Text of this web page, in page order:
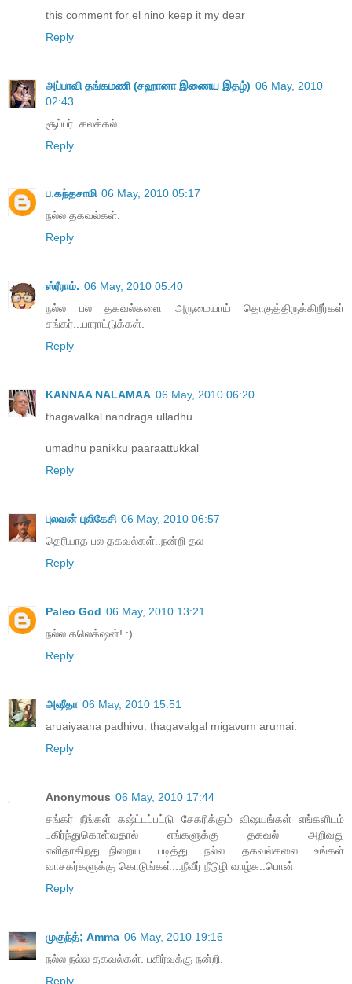
this comment for el nino keep it my dear
Reply
அப்பாவி தங்கமணி (சஹானா இணைய இதழ்) 06 May, 2010
02:43
சூப்பர். கலக்கல்
Reply
ப.கந்தசாமி 06 May, 2010 05:17
நல்ல தகவல்கள்.
Reply
ஸ்ரீராம். 06 May, 2010 05:40
நல்ல பல தகவல்களை அருமையாய் தொகுத்திருக்கிறீர்கள்
சங்கர்...பாராட்டுக்கள்.
Reply
KANNAA NALAMAA 06 May, 2010 06:20
thagavalkal nandraga ulladhu.
umadhu panikku paaraattukkal
Reply
புலவன் புலிகேசி 06 May, 2010 06:57
தெரியாத பல தகவல்கள்..நன்றி தல
Reply
Paleo God 06 May, 2010 13:21
நல்ல கலெக்‌ஷன்! :)
Reply
அஷீதா 06 May, 2010 15:51
aruaiyaana padhivu. thagavalgal migavum arumai.
Reply
Anonymous 06 May, 2010 17:44
சங்கர் நீங்கள் கஷ்ட்டப்பட்டு சேகரிக்கும் விஷயங்கள் எங்களிடம்
பகிர்ந்துகொள்வதால் எங்களுக்கு தகவல் அறிவது
எளிதாகிறது...நிறைய படித்து நல்ல தகவல்கலை உங்கள்
வாசகர்களுக்கு கொடுங்கள்...நீவீர் நீடுழி வாழ்க..பொன்
Reply
முகுந்த்; Amma 06 May, 2010 19:16
நல்ல நல்ல தகவல்கள். பகிர்வுக்கு நன்றி.
Reply